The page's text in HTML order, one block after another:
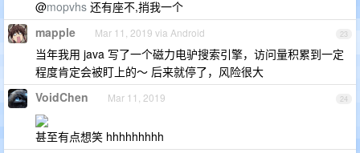
@mopvhs 还有座不,捎我一个
23
mapple Mar 11, 2019 via Android
当年我用 java 写了一个磁力电驴搜索引擎，访问量积累到一定
程度肯定会被盯上的～ 后来就停了，风险很大
24
VoidChen Mar 11, 2019
甚至有点想笑 hhhhhhhhh